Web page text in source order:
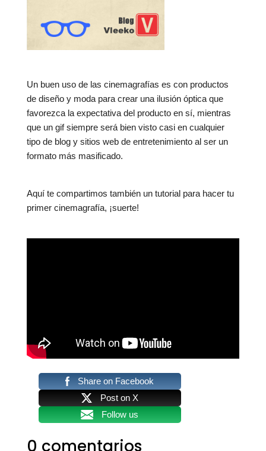
Un buen uso de las cinemagrafías es con productos
de diseño y moda para crear una ilusión óptica que
favorezca la expectativa del producto en sí, mientras
que un gif siempre será bien visto casi en cualquier
tipo de blog y sitios web de entretenimiento al ser un
formato más masificado.
Aquí te compartimos también un tutorial para hacer tu
primer cinemagrafía, ¡suerte!
Share on Facebook
Post on X
Follow us
0 comentarios